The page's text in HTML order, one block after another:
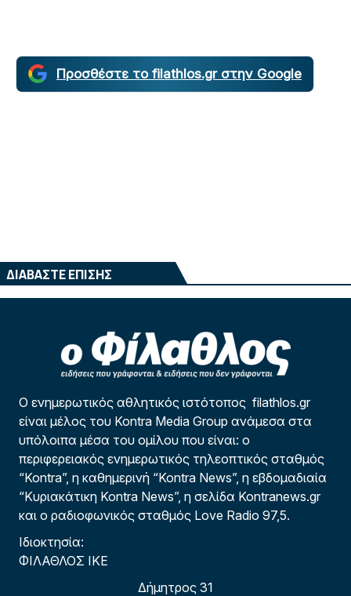
Προσθέστε το filathlos.gr στην Google
ΔΙΑΒΑΣΤΕ ΕΠΙΣΗΣ
Ο ενημερωτικός αθλητικός ιστότοπος filathlos.gr
είναι μέλος του Kontra Media Group ανάμεσα στα
υπόλοιπα μέσα του ομίλου που είναι: ο
περιφερειακός ενημερωτικός τηλεοπτικός σταθμός
“Kontra”, η καθημερινή “Kontra News”, η εβδομαδιαία
“Κυριακάτικη Kontra News”, η σελίδα Kontranews.gr
και ο ραδιοφωνικός σταθμός Love Radio 97,5.
Ιδιοκτησία:
ΦΙΛΑΘΛΟΣ ΙΚΕ
Δήμητρος 31